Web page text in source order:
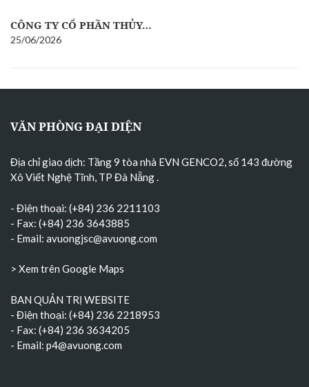
CÔNG TY CỔ PHẦN THỦY…
25/06/2026
VĂN PHÒNG ĐẠI DIỆN
Địa chỉ giao dịch: Tầng 9 tòa nhà EVN GENCO2, số 143 đường
Xô Viết Nghệ Tĩnh, TP Đà Nẵng.
- Điện thoại: (+84) 236 2211103
- Fax: (+84) 236 3643885
- Email: avuongjsc@avuong.com
> Xem trên Google Maps
BAN QUẢN TRỊ WEBSITE
- Điện thoại: (+84) 236 2218953
- Fax: (+84) 236 3634205
- Email: p4@avuong.com